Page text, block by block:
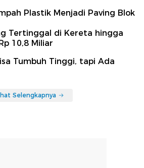
Plastik Menjadi Paving Blok
Tertinggal di Kereta hingga
10,8 Miliar
Tumbuh Tinggi, tapi Ada
Selengkapnya